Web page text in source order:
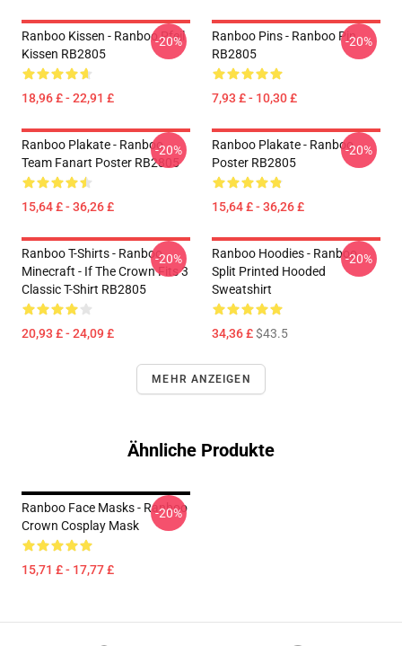
Ranboo Kissen - Ranboo Pfeil
Kissen RB2805
18,96 £ - 22,91 £
-20%
Ranboo Pins - Ranboo Pin
RB2805
7,93 £ - 10,30 £
-20%
Ranboo Plakate - Ranboo
Team Fanart Poster RB2805
15,64 £ - 36,26 £
-20%
Ranboo Plakate - Ranboo
Poster RB2805
15,64 £ - 36,26 £
-20%
Ranboo T-Shirts - Ranboo
Minecraft - If The Crown Fits 3
Classic T-Shirt RB2805
20,93 £ - 24,09 £
-20%
Ranboo Hoodies - Ranboo
Split Printed Hooded
Sweatshirt
34,36 £$43.5
-20%
MEHR ANZEIGEN
Ähnliche Produkte
Ranboo Face Masks - Ranboo
Crown Cosplay Mask
15,71 £ - 17,77 £
-20%